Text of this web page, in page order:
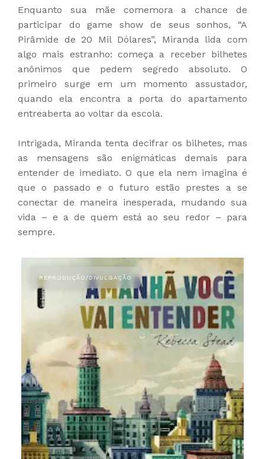
Enquanto sua mãe comemora a chance de
participar do game show de seus sonhos, “A
Pirâmide de 20 Mil Dólares”, Miranda lida com
algo mais estranho: começa a receber bilhetes
anônimos que pedem segredo absoluto. O
primeiro surge em um momento assustador,
quando ela encontra a porta do apartamento
entreaberta ao voltar da escola.
Intrigada, Miranda tenta decifrar os bilhetes, mas
as mensagens são enigmáticas demais para
entender de imediato. O que ela nem imagina é
que o passado e o futuro estão prestes a se
conectar de maneira inesperada, mudando sua
vida – e a de quem está ao seu redor – para
sempre.